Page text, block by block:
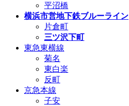
平沼橋
横浜市営地下鉄ブルーライン
片倉町
三ツ沢下町
東急東横線
菊名
東白楽
反町
京急本線
子安